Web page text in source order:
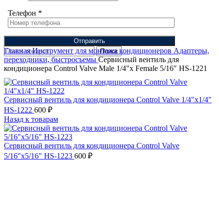
Телефон *
Отправить
Поиск
ГлавнаяИнструмент для монтажа кондиционеров Адаптеры,
переходники, быстросъемы Сервисный вентиль для
кондиционера Control Valve Male 1/4″х Female 5/16″ HS-1221
Сервисный вентиль для кондиционера Control Valve 1/4"х1/4"
HS-1222 600 ₽
Назад к товарам
Сервисный вентиль для кондиционера Control Valve
5/16"х5/16" HS-1223 600 ₽